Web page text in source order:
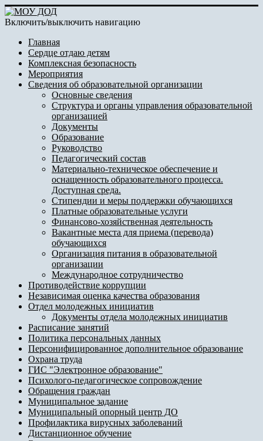
Включить/выключить навигацию
Главная
Сердце отдаю детям
Комплексная безопасность
Мероприятия
Сведения об образовательной организации
Основные сведения
Структура и органы управления образовательной
организацией
Документы
Образование
Руководство
Педагогический состав
Материально-техническое обеспечение и
оснащенность образовательного процесса.
Доступная среда.
Стипендии и меры поддержки обучающихся
Платные образовательные услуги
Финансово-хозяйственная деятельность
Вакантные места для приема (перевода)
обучающихся
Организация питания в образовательной
организации
Международное сотрудничество
Противодействие коррупции
Независимая оценка качества образования
Отдел молодежных инициатив
Документы отдела молодежных инициатив
Расписание занятий
Политика персональных данных
Персонифицированное дополнительное образование
Охрана труда
ГИС "Электронное образование"
Психолого-педагогическое сопровождение
Обращения граждан
Муниципальное задание
Муниципальный опорный центр ДО
Профилактика вирусных заболеваний
Дистанционное обучение